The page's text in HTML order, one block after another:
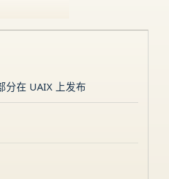
分在 UAIX 上发布